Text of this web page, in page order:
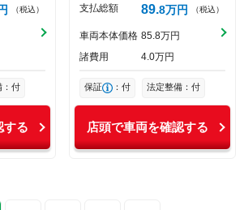
（税込）
：付
する
支払総額 89 8万円 （税込）
車両本体価格 85 8万円
諸費用
4 0万円
保証 ：付 法定整備：付
店頭で車両を確認する